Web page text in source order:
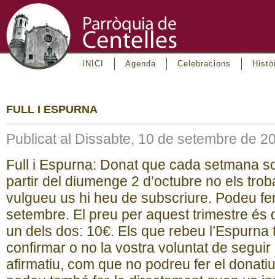
INICI Agenda Celebracions
FULL I ESPURNA
Publicat al Dissabte, 10 de setembre de
Full i Espurna: Donat que cada setmana
partir del diumenge 2 d’octubre no els
vulgueu us hi heu de subscriure. Podeu
setembre. El preu per aquest trimestre és
un dels dos: 10€. Els que rebeu
confirmar o no la vostra voluntat de
afirmatiu, com que no podreu fer el